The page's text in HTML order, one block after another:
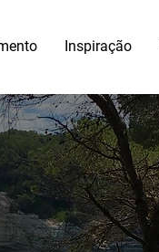
Inspiração